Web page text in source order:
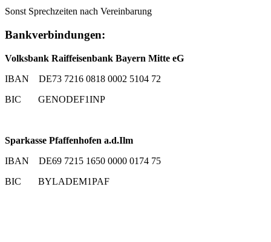
Sonst Sprechzeiten nach Vereinbarung
Bankverbindungen:
Volksbank Raiffeisenbank Bayern Mitte eG
IBAN DE73 7216 0818 0002 5104 72
BIC GENODEF1INP
Sparkasse Pfaffenhofen a.d.Ilm
IBAN DE69 7215 1650 0000 0174 75
BIC BYLADEM1PAF